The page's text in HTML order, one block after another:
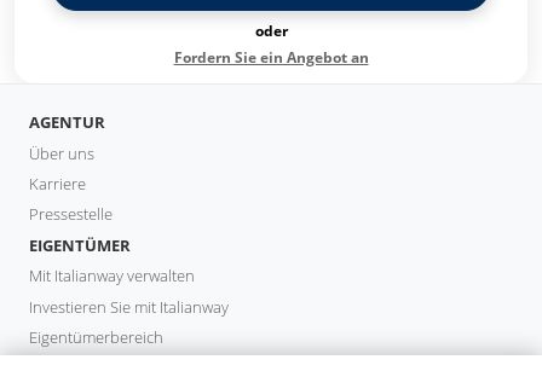
oder
Fordern Sie ein Angebot an
AGENTUR
Über uns
Karriere
Pressestelle
EIGENTÜMER
Mit Italianway verwalten
Investieren Sie mit Italianway
Eigentümerbereich